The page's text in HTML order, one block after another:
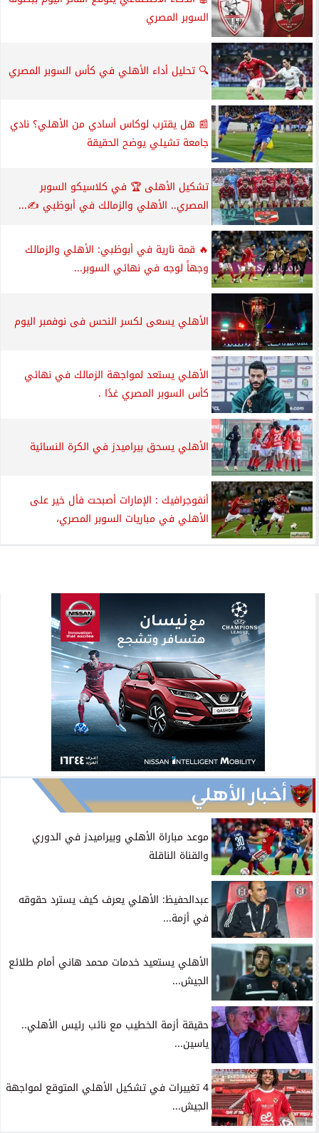
السوبر المصري
🔍 تحليل أداء الأهلي في كأس السوبر المصري
📰 هل يقترب لوكاس أسادي من الأهلي؟ نادي
جامعة تشيلي يوضح الحقيقة
تشكيل الأهلى 🏆 في كلاسيكو السوبر
المصري.. الأهلي والزمالك في أبوظبي ✍️...
🔥 قمة نارية في أبوظبي: الأهلي والزمالك
وجهاً لوجه في نهائي السوبر...
الأهلي يسعى لكسر النحس فى نوفمبر اليوم
الأهلي يستعد لمواجهة الزمالك في نهائي
كأس السوبر المصري غدًا .
الأهلي يسحق بيراميدز في الكرة النسائية
أنفوجرافيك : الإمارات أصبحت فأل خير على
الأهلي في مباريات السوبر المصري،
أخبار الأهلي
موعد مباراة الأهلي وبيراميدز في الدوري
والقناة الناقلة
عبدالحفيظ: الأهلي يعرف كيف يسترد حقوقه
في أزمة...
الأهلي يستعيد خدمات محمد هاني أمام طلائع
الجيش...
حقيقة أزمة الخطيب مع نائب رئيس الأهلي..
ياسين...
4 تغييرات في تشكيل الأهلي المتوقع لمواجهة
الجيش...